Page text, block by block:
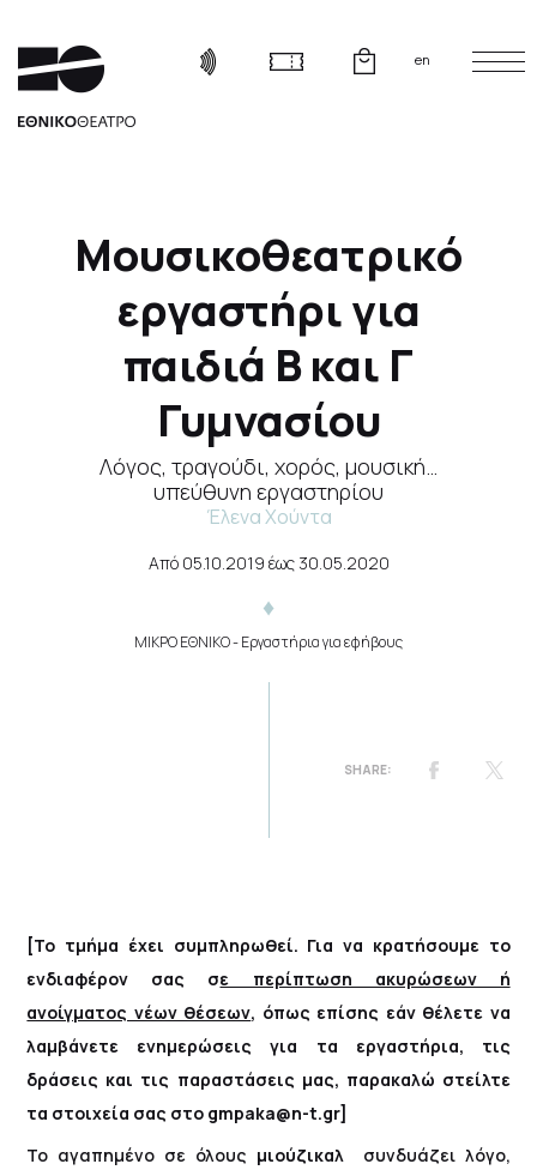
en
Μουσικοθεατρικό
εργαστήρι για
παιδιά Β και Γ
Γυμνασίου
Λόγος, τραγούδι, χορός, μουσική…
υπεύθυνη εργαστηρίου
Έλενα Χούντα
Από 05.10.2019 έως 30.05.2020
ΜΙΚΡΟ ΕΘΝΙΚΟ- Εργαστήρια για εφήβους
[Το τμήμα έχει συμπληρωθεί. Για να κρατήσουμε το
ενδιαφέρον σας σε περίπτωση ακυρώσεων ή
ανοίγματος νέων θέσεων, όπως επίσης εάν θέλετε να
λαμβάνετε ενημερώσεις για τα εργαστήρια, τις
δράσεις και τις παραστάσεις μας, παρακαλώ στείλτε
τα στοιχεία σας στο gmpaka@n-t.gr]
Το αγαπημένο σε όλους μιούζικαλ συνδυάζει λόγο,